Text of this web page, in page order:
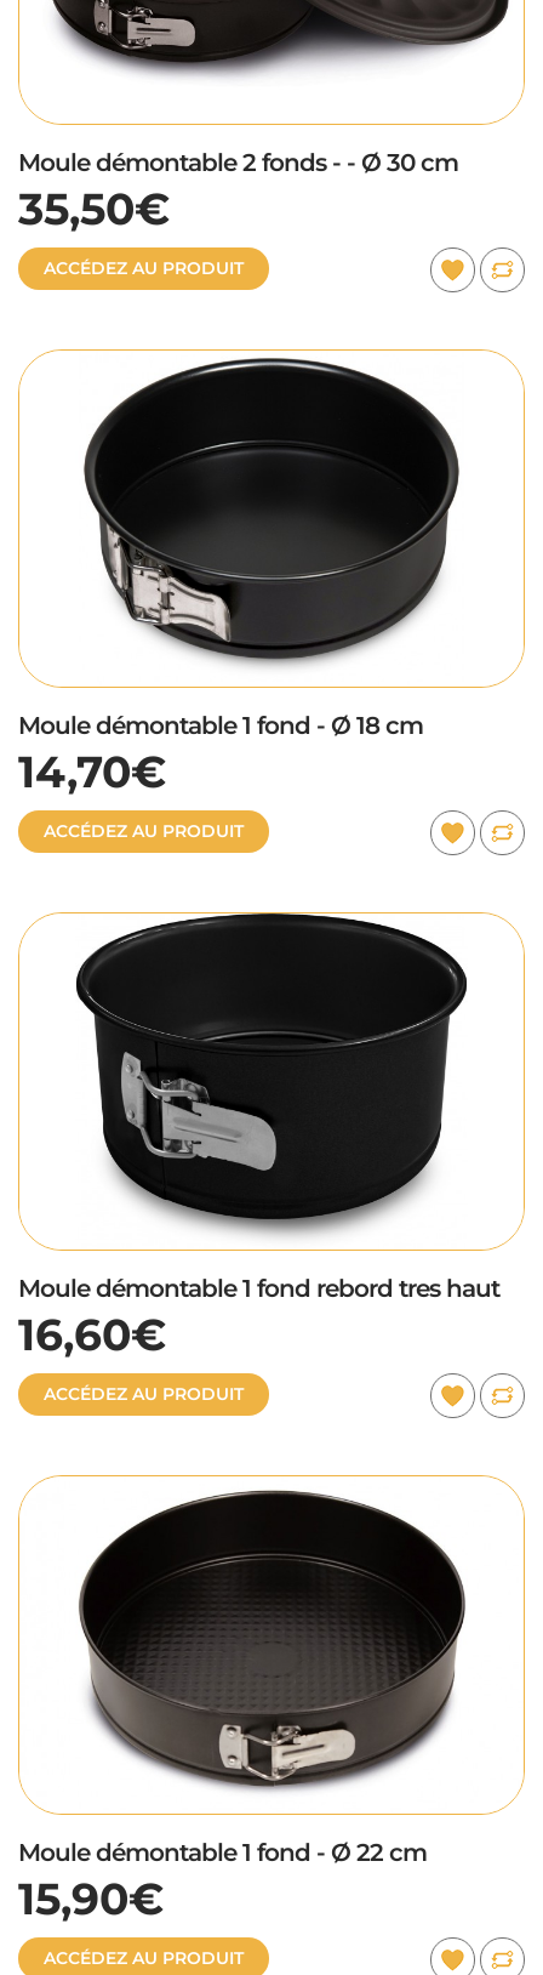
Moule démontable 2 fonds - - Ø 30 cm
35,50€
ACCÉDEZ AU PRODUIT
Moule démontable 1 fond - Ø 18 cm
14,70€
ACCÉDEZ AU PRODUIT
Moule démontable 1 fond rebord tres haut
16,60€
ACCÉDEZ AU PRODUIT
Moule démontable 1 fond - Ø 22 cm
15,90€
ACCÉDEZ AU PRODUIT